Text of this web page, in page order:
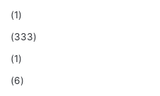
(1)
(333)
(1)
(6)